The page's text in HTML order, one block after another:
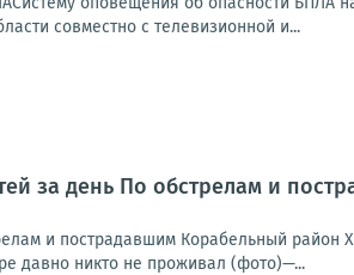
совместно с телевизионной и...
за день По обстрелам и
и пострадавшим Корабельный район
давно никто не проживал (фото)—...